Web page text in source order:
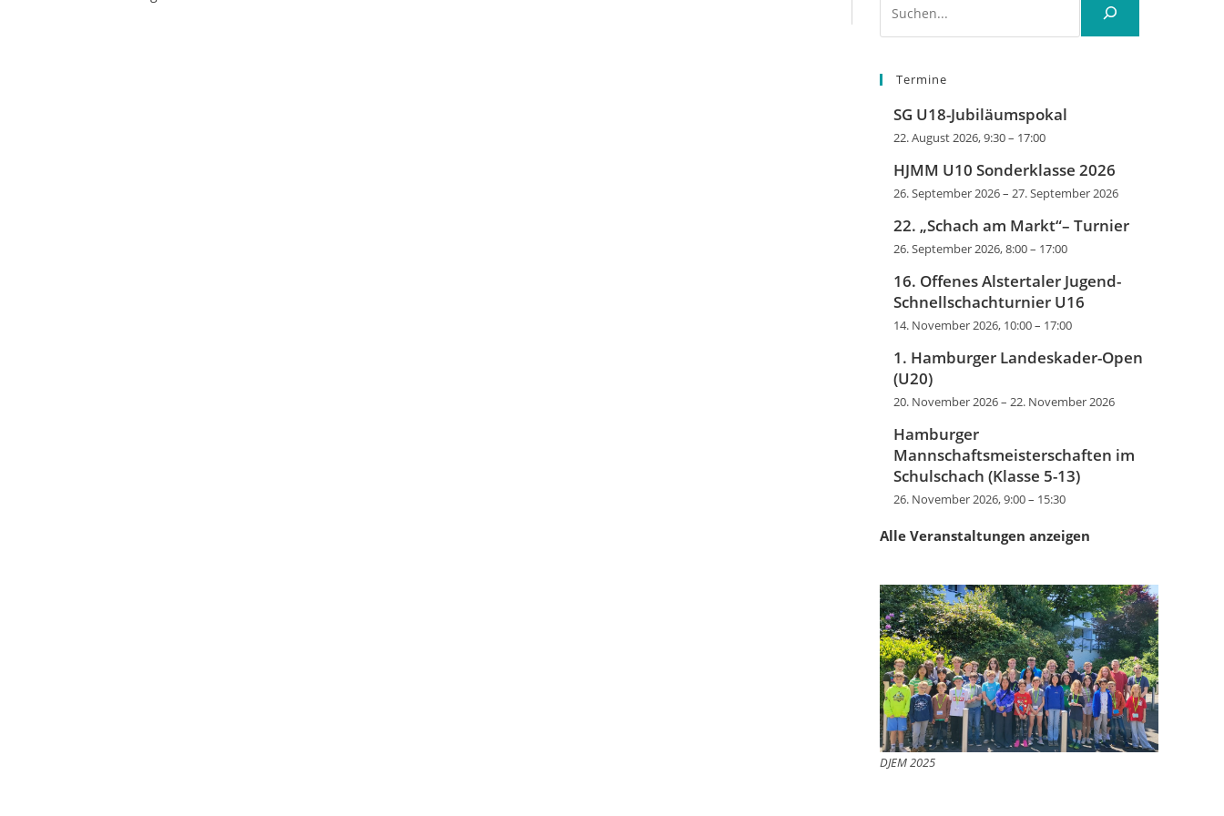
Termine
SG U18-Jubiläumspokal
22. August 2026, 9:30– 17:00
HJMM U10 Sonderklasse 2026
26. September 2026– 27. September 2026
22. „Schach am Markt“– Turnier
26. September 2026, 8:00– 17:00
16. Offenes Alstertaler Jugend-
Schnellschachturnier U16
14. November 2026, 10:00– 17:00
1. Hamburger Landeskader-Open
(U20)
20. November 2026– 22. November 2026
Hamburger
Mannschaftsmeisterschaften im
Schulschach (Klasse 5-13)
26. November 2026, 9:00– 15:30
Alle Veranstaltungen anzeigen
DJEM 2025